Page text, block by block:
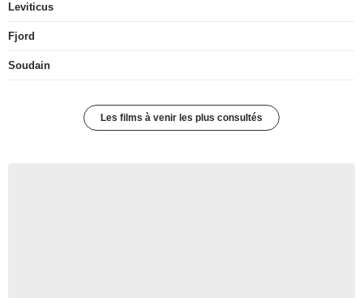
Leviticus
Fjord
Soudain
Les films à venir les plus consultés